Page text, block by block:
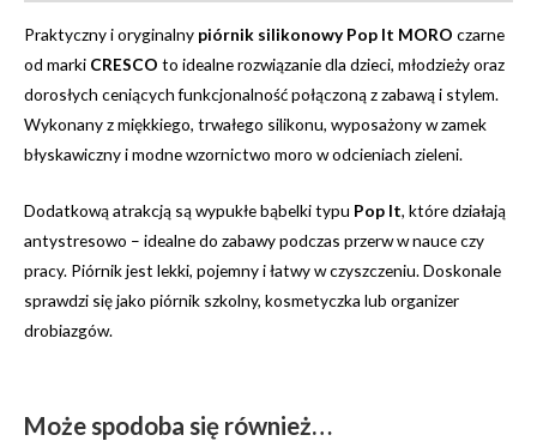
Praktyczny i oryginalny piórnik silikonowy Pop It MORO czarne
od marki CRESCO to idealne rozwiązanie dla dzieci, młodzieży oraz
dorosłych ceniących funkcjonalność połączoną z zabawą i stylem.
Wykonany z miękkiego, trwałego silikonu, wyposażony w zamek
błyskawiczny i modne wzornictwo moro w odcieniach zieleni.
Dodatkową atrakcją są wypukłe bąbelki typu Pop It, które działają
antystresowo – idealne do zabawy podczas przerw w nauce czy
pracy. Piórnik jest lekki, pojemny i łatwy w czyszczeniu. Doskonale
sprawdzi się jako piórnik szkolny, kosmetyczka lub organizer
drobiazgów.
Może spodoba się również…